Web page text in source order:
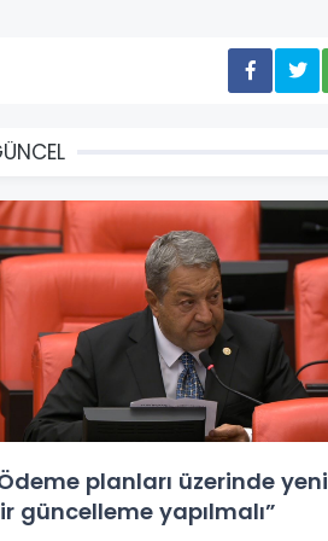
planları üzerinde yeni
güncelleme yapılmalı”